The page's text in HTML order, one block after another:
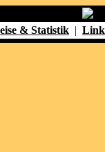
& Statistik |